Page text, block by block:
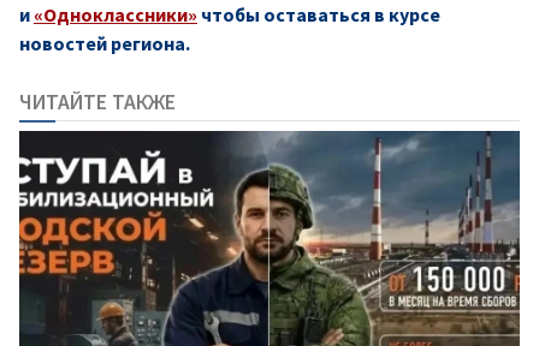
и «Одноклассники» чтобы оставаться в курсе
новостей региона.
ЧИТАЙТЕ ТАКЖЕ